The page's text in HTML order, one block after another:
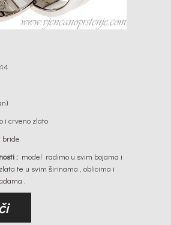
i crveno zlato
bride
: model radimo u svim bojama i
te u svim širinama , oblicima i
.